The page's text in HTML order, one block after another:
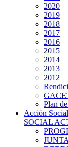
2020
2019
2018
2017
2016
2015
2014
2013
2012
Plan
Acción Social
SOCIAL